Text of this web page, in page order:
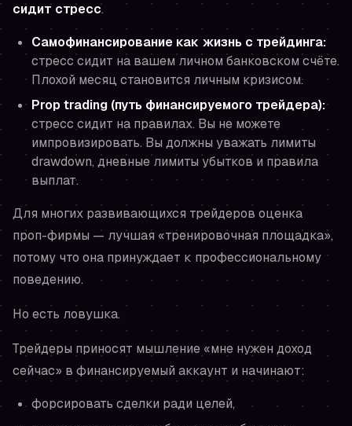
сидит стресс.
Самофинансирование как жизнь с трейдинга:
стресс сидит на вашем личном банковском счёте.
Плохой месяц становится личным кризисом.
Prop trading (путь финансируемого трейдера):
стресс сидит на правилах. Вы не можете
импровизировать. Вы должны уважать лимиты
drawdown, дневные лимиты убытков и правила
выплат.
Для многих развивающихся трейдеров оценка
проп-фирмы — лучшая «тренировочная площадка»,
потому что она принуждает к профессиональному
поведению.
Но есть ловушка.
Трейдеры приносят мышление «мне нужен доход
сейчас» в финансируемый аккаунт и начинают:
форсировать сделки ради целей,